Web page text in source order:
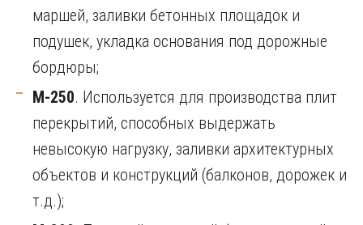
маршей, заливки бетонных площадок и
подушек, укладка основания под дорожные
бордюры;
М-250. Используется для производства плит
перекрытий, способных выдержать
невысокую нагрузку, заливки архитектурных
объектов и конструкций (балконов, дорожек и
т.д.);